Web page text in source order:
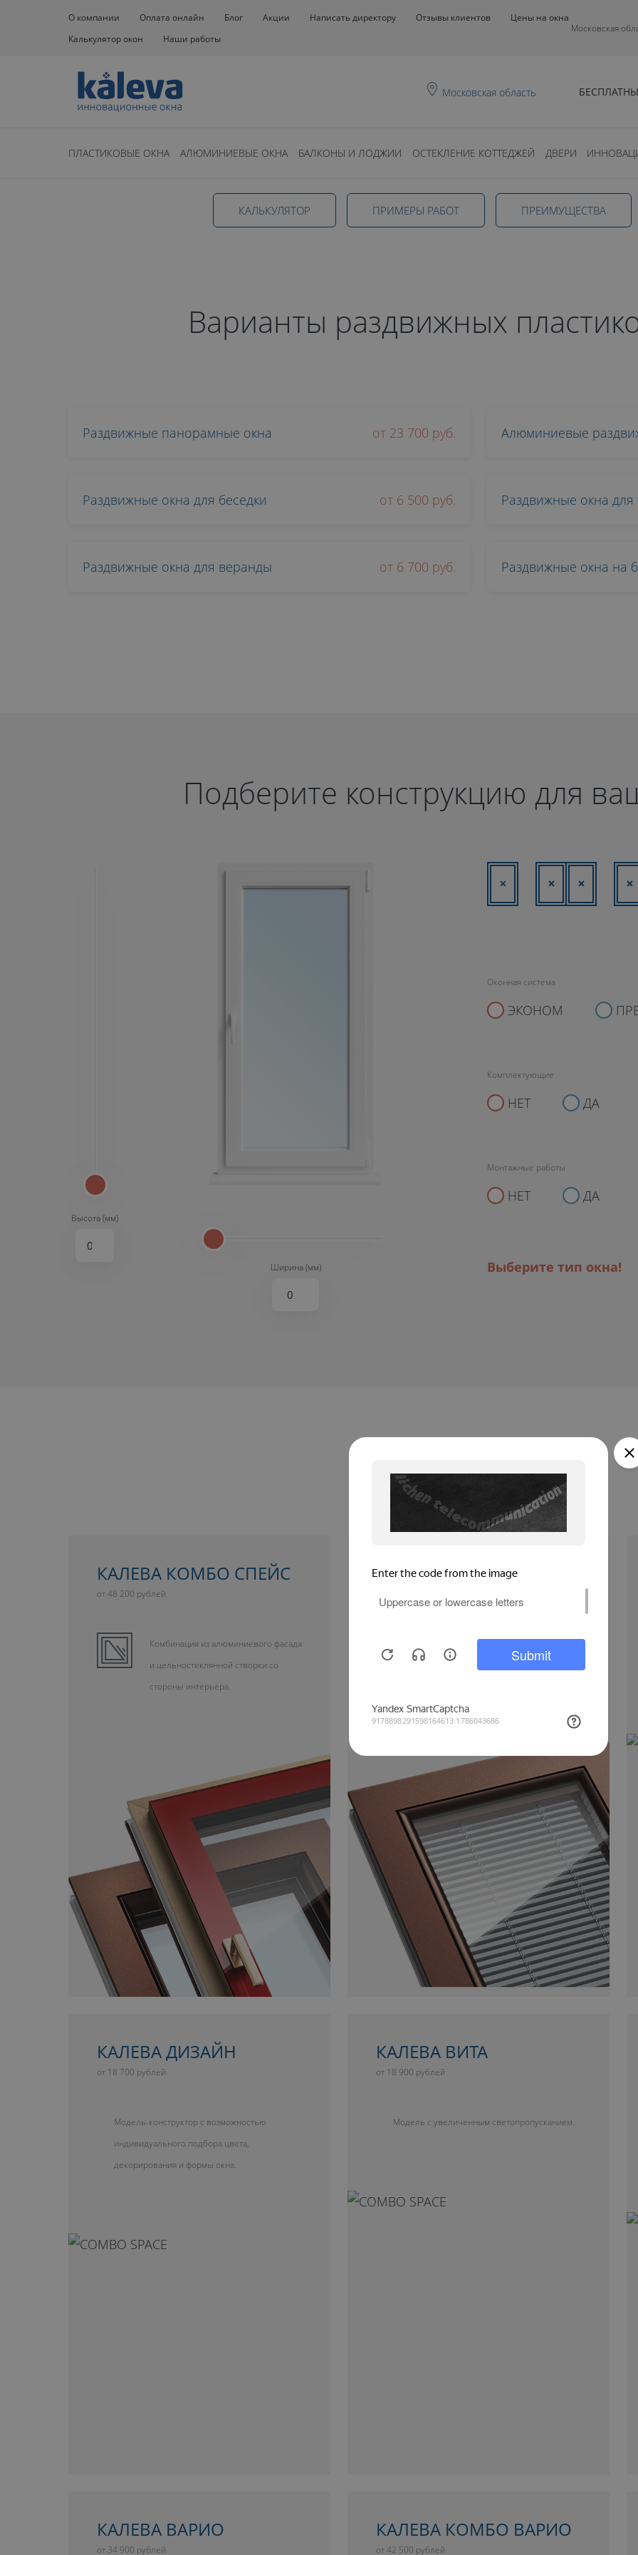
О компании Оплата онлайн Блог Акции Написать директору Отзывы клиентов
Цены на окна
Калькулятор окон
Наши работы
Московская
Московская область
ПЛАСТИКОВЫЕ ОКНА АЛЮМИНИЕВЫЕ ОКНА БАЛКОНЫ И ЛОДЖИИ ОСТЕКЛЕНИЕ КОТТЕДЖЕЙ ДВЕРИ
Раздвижные окна в
обработки персональных данных
Окна Раздвижные окна
КАЛЬКУЛЯТОР ПРИМЕРЫ РАБОТ ПРЕИМУЩЕСТВА
Варианты раздвижных
Раздвижные панорамные окна от 23 700 руб. Алюминиевые
Раздвижные окна для беседки от 6 500 руб. Раздвижные окна для
Раздвижные окна для веранды от 6 700 руб. Раздвижные окна на
Подберите конструкцию для
Высота (мм)
Ширина (мм)
Оконная система
ЭКОНОМ
Комплектующие
НЕТ ДА
Монтажные работы
НЕТ ДА
Выберите тип окна!
Модели
КАЛЕВА КОМБО СПЕЙС
от 48 200 рублей
Комбинация из алюминиевого фасада
и цельностеклянной створки со
стороны интерьера.
КАЛЕВА ТИТАН
Окно со встроенными жалюзи и
алюминиевым фасадом.
КАЛЕВА ДИЗАЙН
от 18 700 рублей
Модель-конструктор с возможностью
индивидуального подбора цвета,
декорирования и формы окна.
КАЛЕВА ВИТА
от 18 900 рублей
Модель с увеличенным светопропусканием.
КАЛЕВА ВАРИО
от 34 900 рублей
КАЛЕВА КОМБО ВАРИО
от 42 500 рублей